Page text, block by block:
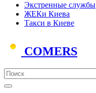
Экстренные службы
ЖЕКи Киева
Такси в Киеве
COMERS